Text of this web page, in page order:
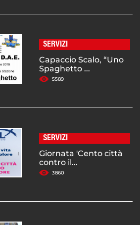
SERVIZI
Capaccio Scalo, “Uno
Spaghetto ...
5589
SERVIZI
Giornata 'Cento città
contro il...
3860